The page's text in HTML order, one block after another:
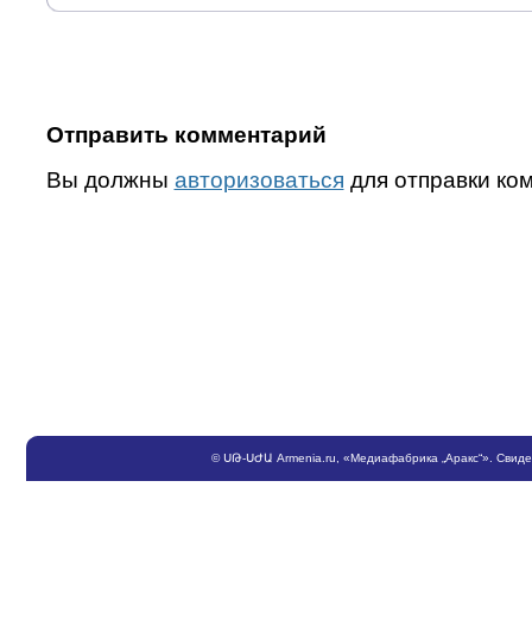
Отправить комментарий
Вы должны авторизоваться для отправки
©ՍԹ-ՍԺԱ Armenia.ru , «Медиафабрика „Аракс“».